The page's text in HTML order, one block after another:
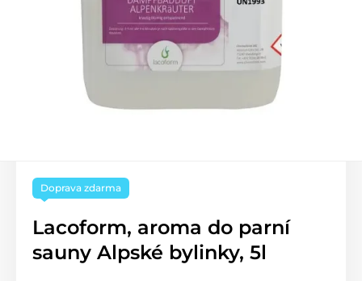
Doprava zdarma
Lacoform, aroma do parní
sauny Alpské bylinky, 5l